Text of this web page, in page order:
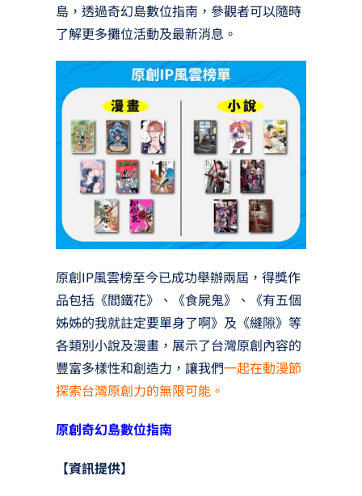
島，透過奇幻島數位指南，參觀者可以隨時
了解更多攤位活動及最新消息。
原創IP風雲榜至今已成功舉辦兩屆，得獎作
品包括《閻鐵花》、《食屍鬼》、《有五個
姊姊的我就註定要單身了啊》及《縫隙》等
各類別小說及漫畫，展示了台灣原創內容的
豐富多樣性和創造力，讓我們一起在動漫節
探索台灣原創力的無限可能。
原創奇幻島數位指南
【資訊提供】